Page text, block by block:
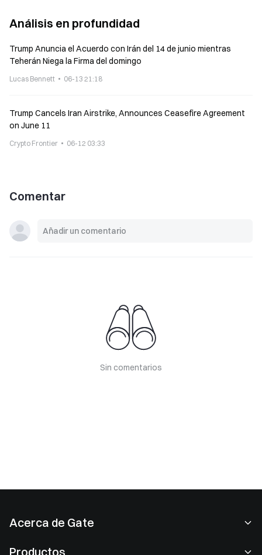
Análisis en profundidad
Trump Anuncia el Acuerdo con Irán del 14 de junio mientras
Teherán Niega la Firma del domingo
Lucas Bennett 06-13 21:18
Trump Cancels Iran Airstrike, Announces Ceasefire Agreement
on June 11
Crypto Frontier 06-12 03:33
Comentar
Sin comentarios
Acerca de Gate
Productos